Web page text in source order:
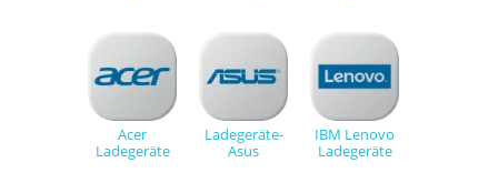
Acer
Ladegeräte
Ladegeräte-
Asus
IBM Lenovo
Ladegeräte